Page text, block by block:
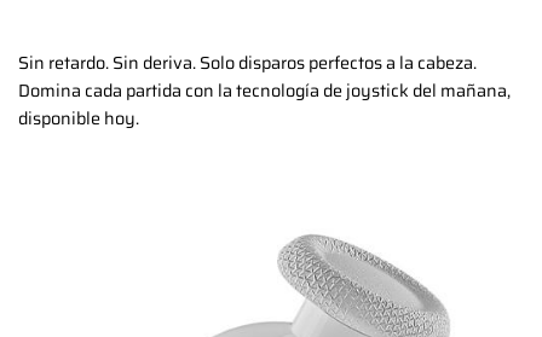
Sin retardo. Sin deriva. Solo disparos perfectos a la cabeza.
Domina cada partida con la tecnología de joystick del mañana,
disponible hoy.